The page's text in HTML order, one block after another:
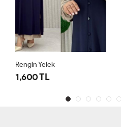
Rengin Yelek
1,600 TL